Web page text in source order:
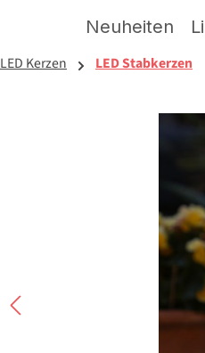
Neuheiten
LED Kerzen LED Stabkerzen
Bildergalerie überspringen